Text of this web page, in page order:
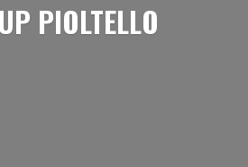
PIOLTELLO